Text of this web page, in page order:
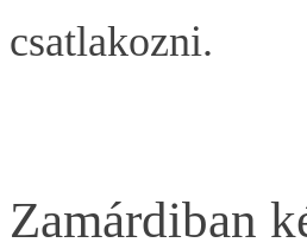
csatlakozni.
Zamárdiban